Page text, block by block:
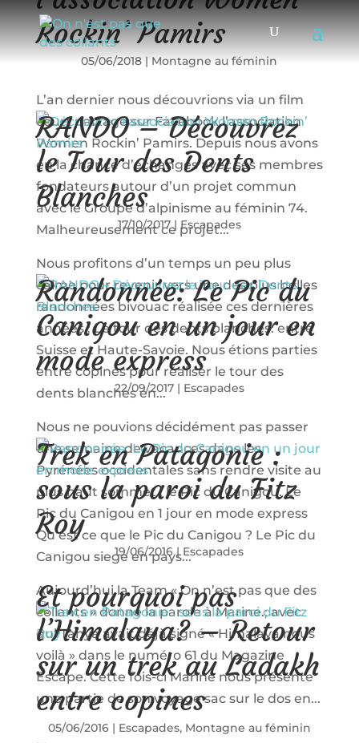
Rockin’ Pamirs
05/06/2018|Montagne au féminin
L’an dernier nous découvrions via un film
court partagé sur Facebook l’association
Women Rockin’ Pamirs. Depuis nous avons
eu la chance d’échanges avec ses membres
fondateurs autour d’un projet commun
avec le Groupe d’alpinisme au féminin 74.
Malheureusement ce projet...
RANDO – Découvrez
le Tour des Dents
Blanches
17/10/2017| Escapades
Nous profitons d’un temps un peu plus
calme pour revenir vers une des plus belles
randonnées bivouac réalisée ces dernières
années : Le tour des dents blanches: entre
Suisse et Haute-Savoie. Nous étions parties
entre copines pour réaliser le tour des
dents blanches en...
Randonnée: Le Pic du
Canigou en un jour en
mode express
22/09/2017| Escapades
Nous ne pouvions décidément pas passer
une semaine de vacances dans les
Pyrénées occidentales sans rendre visite au
plus haut sommet : le Pic du Canigou. Le
Pic du Canigou en 1 jour en mode express
Qu’est ce que le Pic du Canigou ? Le Pic du
Canigou siege en pays...
Trek en Patagonie :
sous la paroi du Fitz
Roy
19/06/2016|Escapades
Aujourd’hui la Team « On n’est pas que des
collants » donne la parole à Marine.; avec
qui Tanya avait déjà signé « Himalaya nous
voilà » dans le numéro 61 du Magazine
Escape. Cette fois-ci Marine nous présente
une partie de son voyage sac sur le dos en...
Et pourquoi pas
l’Himalaya? – Retour
sur un trek au Ladakh
entre copines
05/06/2016| Escapades, Montagne au féminin